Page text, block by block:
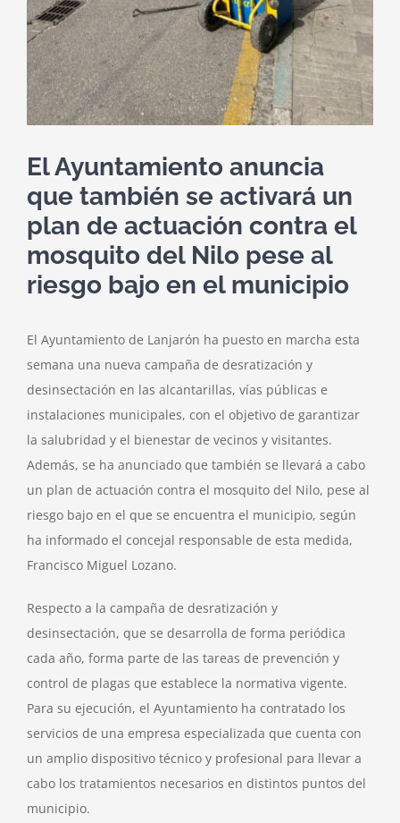
El Ayuntamiento anuncia
que también se activará un
plan de actuación contra el
mosquito del Nilo pese al
riesgo bajo en el municipio
El Ayuntamiento de Lanjarón ha puesto en marcha esta
semana una nueva campaña de desratización y
desinsectación en las alcantarillas, vías públicas e
instalaciones municipales, con el objetivo de garantizar
la salubridad y el bienestar de vecinos y visitantes.
Además, se ha anunciado que también se llevará a cabo
un plan de actuación contra el mosquito del Nilo, pese al
riesgo bajo en el que se encuentra el municipio, según
ha informado el concejal responsable de esta medida,
Francisco Miguel Lozano.
Respecto a la campaña de desratización y
desinsectación, que se desarrolla de forma periódica
cada año, forma parte de las tareas de prevención y
control de plagas que establece la normativa vigente.
Para su ejecución, el Ayuntamiento ha contratado los
servicios de una empresa especializada que cuenta con
un amplio dispositivo técnico y profesional para llevar a
cabo los tratamientos necesarios en distintos puntos del
municipio.